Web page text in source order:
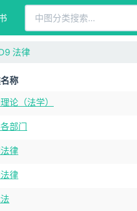
法律
称
论（法学）
部门
律
律